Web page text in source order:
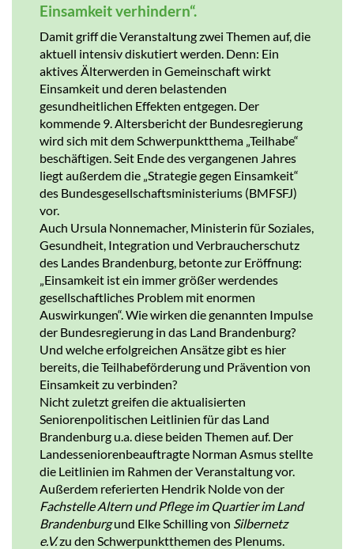
Einsamkeit verhindern“.
Damit griff die Veranstaltung zwei Themen auf, die
aktuell intensiv diskutiert werden. Denn: Ein
aktives Älterwerden in Gemeinschaft wirkt
Einsamkeit und deren belastenden
gesundheitlichen Effekten entgegen. Der
kommende 9. Altersbericht der Bundesregierung
wird sich mit dem Schwerpunktthema „Teilhabe“
beschäftigen. Seit Ende des vergangenen Jahres
liegt außerdem die „Strategie gegen Einsamkeit“
des Bundesgesellschaftsministeriums (BMFSFJ)
vor.
Auch Ursula Nonnemacher, Ministerin für Soziales,
Gesundheit, Integration und Verbraucherschutz
des Landes Brandenburg, betonte zur Eröffnung:
„Einsamkeit ist ein immer größer werdendes
gesellschaftliches Problem mit enormen
Auswirkungen“. Wie wirken die genannten Impulse
der Bundesregierung in das Land Brandenburg?
Und welche erfolgreichen Ansätze gibt es hier
bereits, die Teilhabeförderung und Prävention von
Einsamkeit zu verbinden?
Nicht zuletzt greifen die aktualisierten
Seniorenpolitischen Leitlinien für das Land
Brandenburg u.a. diese beiden Themen auf. Der
Landesseniorenbeauftragte Norman Asmus stellte
die Leitlinien im Rahmen der Veranstaltung vor.
Außerdem referierten Hendrik Nolde von der
Fachstelle Altern und Pflege im Quartier im Land
Brandenburgund Elke Schilling von Silbernetz
e.V.zu den Schwerpunktthemen des Plenums.